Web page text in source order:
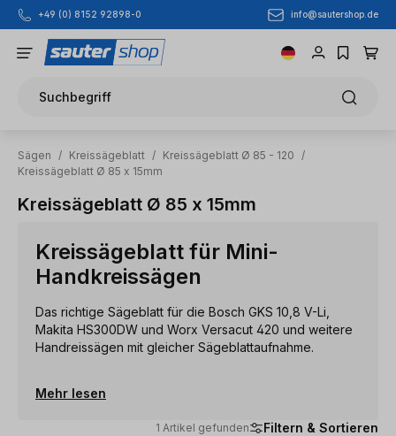
Zum Hauptinhalt springen
+49 (0) 8152 92898-0 info@sautershop.de
Suchbegriff
Sägen / Kreissägeblatt / Kreissägeblatt Ø 85 - 120
/
Kreissägeblatt Ø 85 x 15mm
Kreissägeblatt Ø 85 x 15mm
Kreissägeblatt für Mini-
Handkreissägen
Das richtige Sägeblatt für die Bosch GKS 10,8 V-Li,
Makita HS300DW und Worx Versacut 420 und weitere
Handreissägen mit gleicher Sägeblattaufnahme.
Mehr lesen
1 Artikel gefunden Filtern & Sortieren